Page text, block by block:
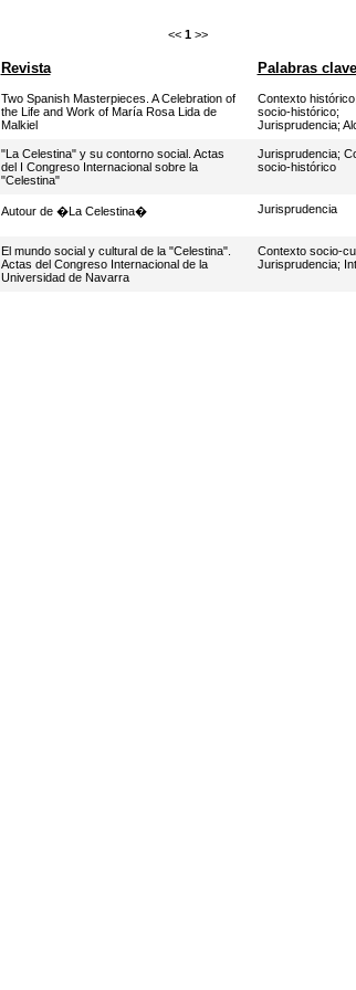
<< 1 >>
Revista Palabras clave
Two Spanish Masterpieces. A Celebration of
the Life and Work of María Rosa Lida de
Malkiel
Contexto histórico;
socio-histórico;
Jurisprudencia;
"La Celestina" y su contorno social. Actas
del I Congreso Internacional sobre la
"Celestina"
Jurisprudencia;
socio-histórico
Autour de �La Celestina� Jurisprudencia
El mundo social y cultural de la "Celestina".
Actas del Congreso Internacional de la
Universidad de Navarra
Contexto socio-
Jurisprudencia;